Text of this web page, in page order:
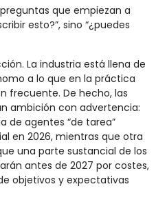
que empiezan a
esto?”, sino “¿puedes
La industria está llena de
a lo que en la práctica
frecuente. De hecho, las
ambición con advertencia:
de agentes “de tarea”
en 2026, mientras que otra
una parte sustancial de los
antes de 2027 por costes,
objetivos y expectativas